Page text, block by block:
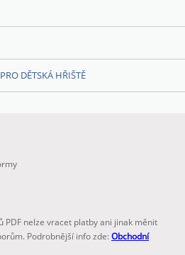
DĚTSKÁ HŘIŠTĚ
PDF nelze vracet platby ani jinak měnit
Podrobnější info zde:Obchodní